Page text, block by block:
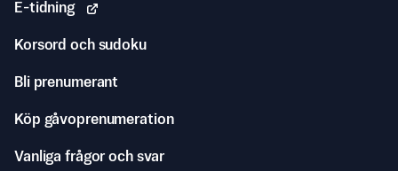
E-tidning
Korsord och sudoku
Bli prenumerant
Köp gåvoprenumeration
Vanliga frågor och svar